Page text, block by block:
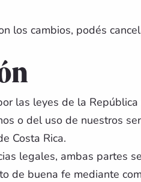
los cambios, podés
las leyes de la
o del uso de nuestros
Costa Rica.
legales, ambas partes
de buena fe mediante